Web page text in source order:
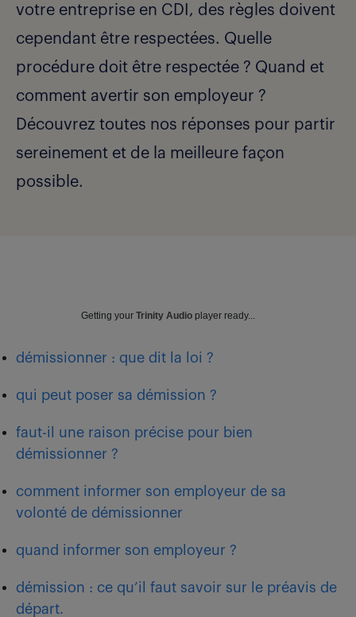
votre entreprise en CDI, des règles doivent
cependant être respectées. Quelle
procédure doit être respectée ? Quand et
comment avertir son employeur ?
Découvrez toutes nos réponses pour partir
sereinement et de la meilleure façon
possible.
Getting your Trinity Audio player ready...
démissionner : que dit la loi ?
qui peut poser sa démission ?
faut-il une raison précise pour bien
démissionner ?
comment informer son employeur de sa
volonté de démissionner
quand informer son employeur ?
démission : ce qu’il faut savoir sur le préavis de
départ.